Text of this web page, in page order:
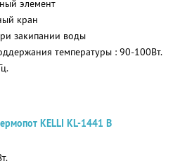
элемент
кран
закипании воды
температуры : 90-100Вт.
KELLI KL-1441 B